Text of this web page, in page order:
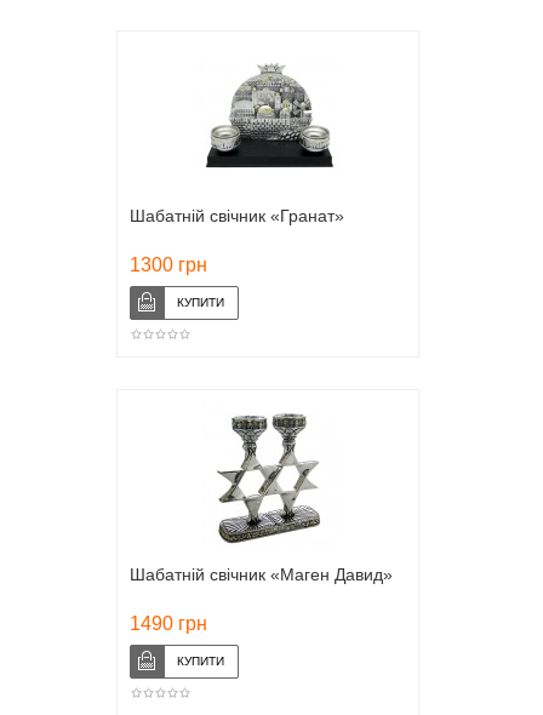
Шабатній свічник «Гранат»
1300 грн
Шабатній свічник «Маген Давид»
1490 грн